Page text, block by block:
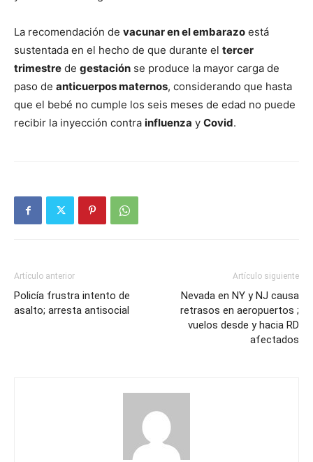
La recomendación de vacunar en el embarazo está
sustentada en el hecho de que durante el tercer
trimestre de gestación se produce la mayor carga de
paso de anticuerpos maternos, considerando que hasta
que el bebé no cumple los seis meses de edad no puede
recibir la inyección contra influenza y Covid.
Artículo anterior
Policía frustra intento de
asalto; arresta antisocial
Artículo siguiente
Nevada en NY y NJ causa
retrasos en aeropuertos ;
vuelos desde y hacia RD
afectados